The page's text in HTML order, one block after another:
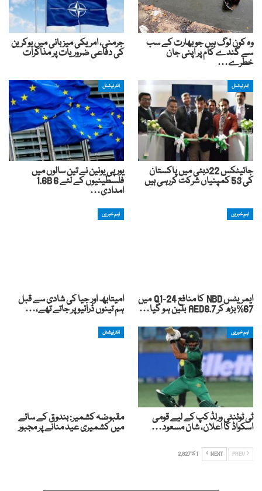
وہ کون لوگ ہیں جو بھارت کے سب
سے گندے کام پر اپنی جان
خطرے…
جرمنی، امریکی میزبانی میں یوکرین
کی دفاعی ضروریات پر مذاکرات
انٹرنیشنل
جائیٹکس 22دبئی میں پاکستان
کی 53 کمپنیاں شرکت کررہی ہیں
انٹرنیشنل
یورپی یونین نے تین سالوں میں
فلسطینیوں کے لئے 6 1.6B
امدادی…
اہم خبریں
ایمریٹس NBD کا منافع Q1-24 میں
67% بڑھ کر AED6.7 بلین ہو گیا…
اہم خبریں
امیتابھ اور جیا کی شادی سے قبل
ہم تینوں ڈرائیو پر جاتے تھے،…
اہم خبریں
ٹی ٹوئنٹی ورلڈ کپ کے لیے قومی
اسکواڈ کا اعلان، شان مسعود…
انٹرنیشنل
مقبوضہ کشمیر: بندوق کے سائے
میں کشمیری عید منانے پر مجبور
NEXT 1 کا 2,827